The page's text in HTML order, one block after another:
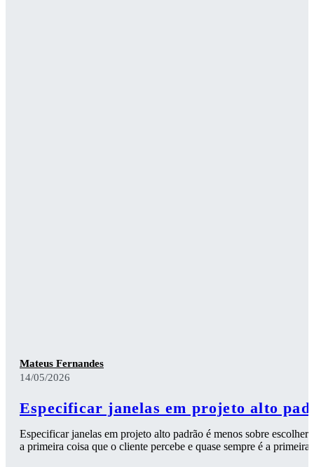
Mateus Fernandes
14/05/2026
Especificar janelas em projeto alto
Especificar janelas em projeto alto padrão é menos sobre
a primeira coisa que o cliente percebe e quase sempre é a